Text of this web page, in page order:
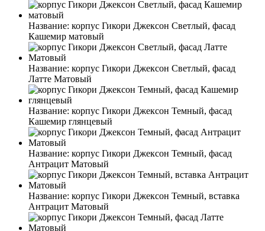
Название: корпус Гикори Джексон Светлый, фасад
Кашемир матовый
Название: корпус Гикори Джексон Светлый, фасад
Латте Матовый
Название: корпус Гикори Джексон Темный, фасад
Кашемир глянцевый
Название: корпус Гикори Джексон Темный, фасад
Антрацит Матовый
Название: корпус Гикори Джексон Темный, вставка
Антрацит Матовый